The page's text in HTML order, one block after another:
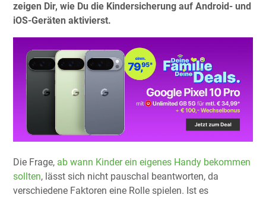
zeigen Dir, wie Du die Kindersicherung auf Android- und
iOS-Geräten aktivierst.
Die Frage, ab wann Kinder ein eigenes Handy bekommen
sollten, lässt sich nicht pauschal beantworten, da
verschiedene Faktoren eine Rolle spielen. Ist es